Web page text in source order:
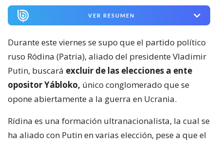
VER RESUMEN
Durante este viernes se supo que el partido político
ruso Ródina (Patria), aliado del presidente Vladimir
Putin, buscará excluir de las elecciones a ente
opositor Yábloko, único conglomerado que se
opone abiertamente a la guerra en Ucrania.
Rídina es una formación ultranacionalista, la cual se
ha aliado con Putin en varias elección, pese a que el